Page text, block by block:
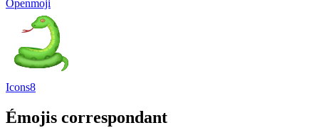
Openmoji
Icons8
Émojis correspondant